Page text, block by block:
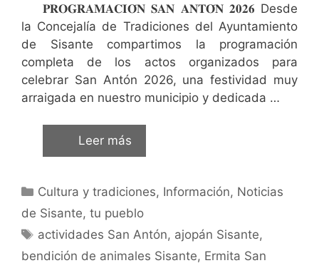
𝐏𝐑𝐎𝐆𝐑𝐀𝐌𝐀𝐂𝐈𝐎́𝐍 𝐒𝐀𝐍 𝐀𝐍𝐓𝐎́𝐍 𝟐𝟎𝟐𝟔 Desde
la Concejalía de Tradiciones del Ayuntamiento
de Sisante compartimos la programación
completa de los actos organizados para
celebrar San Antón 2026, una festividad muy
arraigada en nuestro municipio y dedicada …
Leer más
Cultura y tradiciones, Información, Noticias
de Sisante, tu pueblo
actividades San Antón, ajopán Sisante,
bendición de animales Sisante, Ermita San